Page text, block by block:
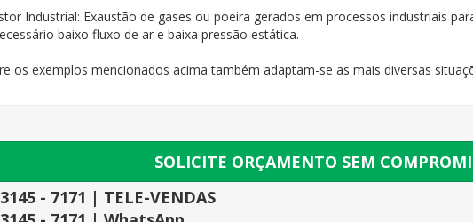
Industrial: Exaustão de gases ou poeira gerados em processos industriais
baixo fluxo de ar e baixa pressão estática.
os exemplos mencionados acima também adaptam-se as mais diversas
SOLICITE ORÇAMENTO SEM
- 7171 | TELE-VENDAS